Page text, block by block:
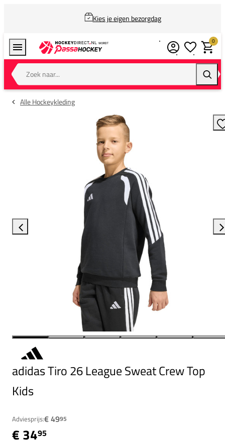
Kies je eigen bezorgdag
Zoek naar...
0
Alle Hockeykleding
adidas Tiro 26 League Sweat Crew Top
Kids
Adviesprijs:€ 4995
€ 3495